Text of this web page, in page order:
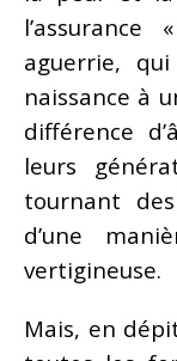
aguerrie,
naissance à
différence
leurs
tournant
d’une
vertigineuse.
Mais, en